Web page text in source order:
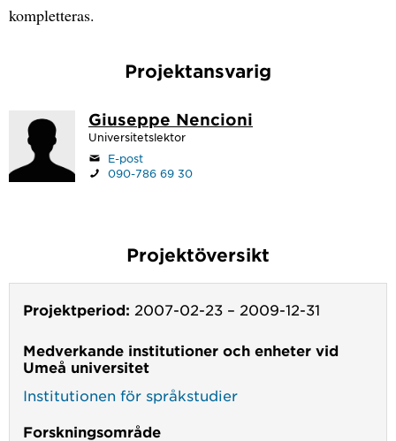
kompletteras.
Projektansvarig
Giuseppe Nencioni
Universitetslektor
E-post
090-786 69 30
Projektöversikt
Projektperiod: 2007-02-23 – 2009-12-31
Medverkande institutioner och enheter vid
Umeå universitet
Institutionen för språkstudier
Forskningsområde